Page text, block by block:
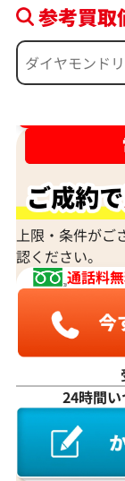
参考買取
上限・条件が
認ください。
通話料無
24時間